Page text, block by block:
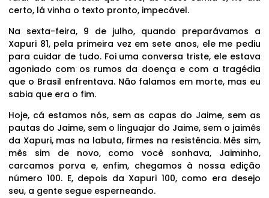
certo, lá vinha o texto pronto, impecável.
Na sexta-feira, 9 de julho, quando preparávamos a
Xapuri 81, pela primeira vez em sete anos, ele me pediu
para cuidar de tudo. Foi uma conversa triste, ele estava
agoniado com os rumos da doença e com a tragédia
que o Brasil enfrentava. Não falamos em morte, mas eu
sabia que era o fim.
Hoje, cá estamos nós, sem as capas do Jaime, sem as
pautas do Jaime, sem o linguajar do Jaime, sem o jaimês
da Xapuri, mas na labuta, firmes na resistência. Mês sim,
mês sim de novo, como você sonhava, Jaiminho,
carcamos porva e, enfim, chegamos à nossa edição
número 100. E, depois da Xapuri 100, como era desejo
seu, a gente segue esperneando.